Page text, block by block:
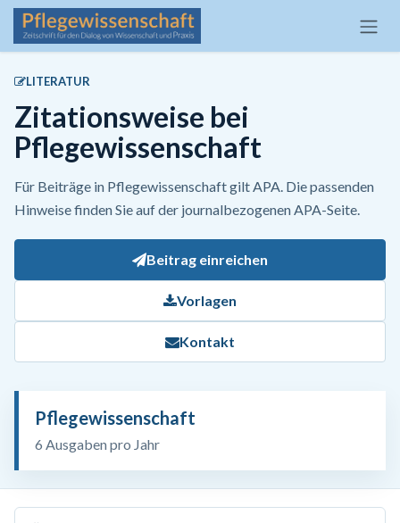
Zum Inhalt springen
LITERATUR
Zitationsweise bei
Pflegewissenschaft
Für Beiträge in Pflegewissenschaft gilt APA. Die passenden
Hinweise finden Sie auf der journalbezogenen APA-Seite.
Beitrag einreichen
Vorlagen
Kontakt
Pflegewissenschaft
6 Ausgaben pro Jahr